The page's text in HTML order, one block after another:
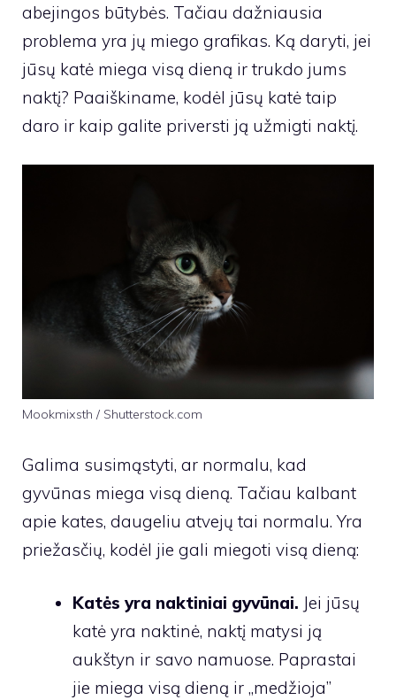
abejingos būtybės. Tačiau dažniausia
problema yra jų miego grafikas. Ką daryti, jei
jūsų katė miega visą dieną ir trukdo jums
naktį? Paaiškiname, kodėl jūsų katė taip
daro ir kaip galite priversti ją užmigti naktį.
Mookmixsth / Shutterstock.com
Galima susimąstyti, ar normalu, kad
gyvūnas miega visą dieną. Tačiau kalbant
apie kates, daugeliu atvejų tai normalu. Yra
priežasčių, kodėl jie gali miegoti visą dieną:
Katės yra naktiniai gyvūnai. Jei jūsų
katė yra naktinė, naktį matysi ją
aukštyn ir savo namuose. Paprastai
jie miega visą dieną ir „medžioja”